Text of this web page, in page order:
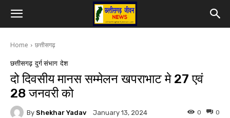
Home छत्तीसगढ़
छत्तीसगढ़ दुर्ग संभाग देश
दो दिवसीय मानस सम्मेलन खपराभाट मे 27 एवं
28 जनवरी को
By Shekhar Yadav January 13, 2024 0
0